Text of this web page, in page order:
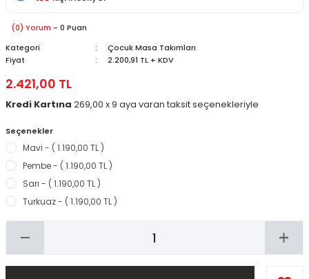
Son 1 hafta içinde
(0) Yorum - 0 Puan
Kategori
Çocuk Masa Takımları
Fiyat
2.200,91 TL + KDV
2.421,00 TL
Kredi Kartına 269,00 x 9 aya varan taksit seçenekleriyle
Seçenekler
Mavi - ( 1.190,00 TL )
Pembe - ( 1.190,00 TL )
Sarı - ( 1.190,00 TL )
Turkuaz - ( 1.190,00 TL )